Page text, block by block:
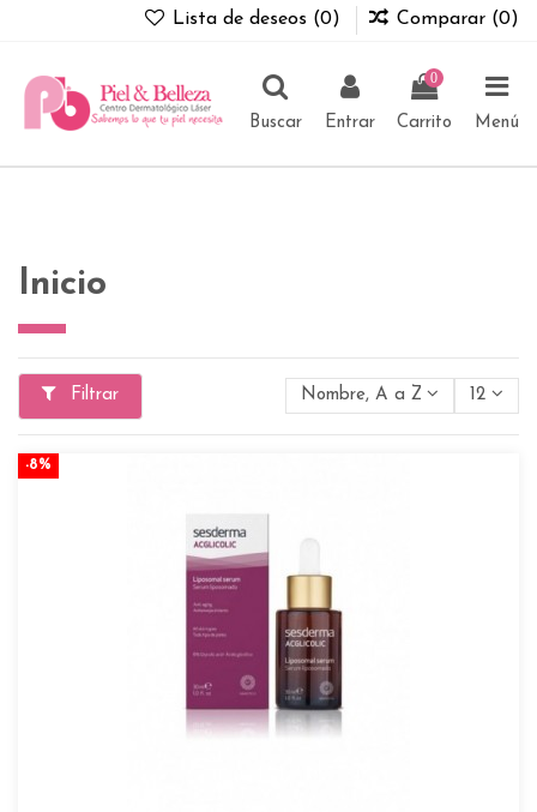
Lista de deseos (0) Comparar (0)
Buscar Entrar
0
Carrito Menú
Inicio
Filtrar Nombre, A a Z 12
-8%